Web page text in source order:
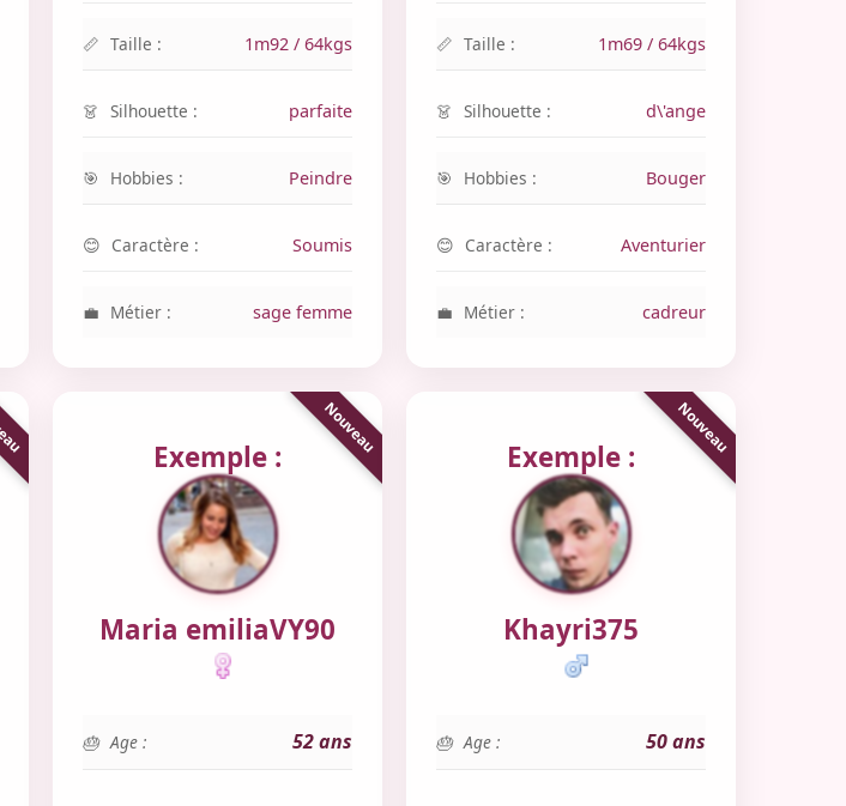
Taille : 1m92 / 64kgs
Silhouette : parfaite
Hobbies : Peindre
Caractère : Soumis
Métier : sage femme
Taille : 1m69 / 64kgs
Silhouette : d\'ange
Hobbies : Bouger
Caractère : Aventurier
Métier : cadreur
Exemple :
Maria emiliaVY90
Age : 52 ans
Exemple :
Khayri375
Age : 50 ans